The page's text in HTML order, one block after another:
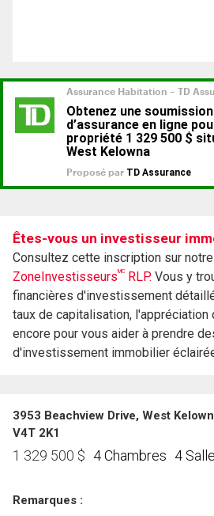
Êtes-vous un investisseur
Consultez cette inscription sur
ZoneInvestisseursMC RLP. Vous y
financières d'investissement
taux de capitalisation, l'appréciation
encore pour vous aider à prendre
d'investissement immobilier
3953 Beachview Drive, West
V4T 2K1
1 329 500 $ 4 Chambres 4
Remarques :